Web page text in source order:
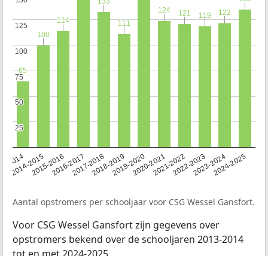
2014
2014-20152015-20162016-20172017-20182018-20192019-20202020-20212021-20222022-20232023-20242024-2025
25
25
50
50
75
75
100
100
125
125
65
65
100
100
114
114 111
111
124
124 121
121 119
119 122
122
Aantal opstromers per schooljaar voor CSG Wessel Gansfort.
Voor CSG Wessel Gansfort zijn gegevens over
opstromers bekend over de schooljaren 2013-2014
tot en met 2024-2025.